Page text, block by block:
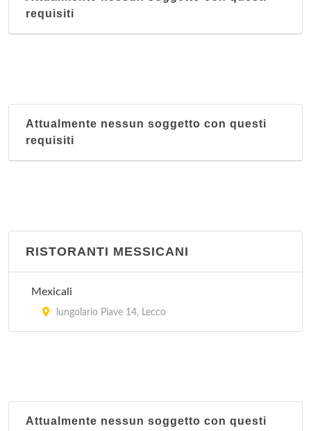
requisiti
Attualmente nessun soggetto con questi
requisiti
RISTORANTI MESSICANI
Mexicali
lungolario Piave 14, Lecco
Attualmente nessun soggetto con questi